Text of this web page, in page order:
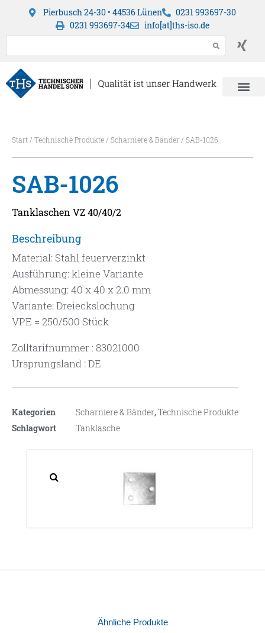
Pierbusch 24-30 • 44536 Lünen
0231 993697-30
0231 993697-34
info[at]ths-iso.de
Start/ Technische Produkte/ Scharniere & Bänder/ SAB-1026
SAB-1026
Tanklaschen VZ 40/40/2
Beschreibung
Material: Stahl feuerverzinkt
Ausführung: kleine Variante
Abmessung: 40 x 40 x 2.0 mm
Variante: Dreieckslochung
VPE = 250/500 Stück
Zolltarifnummer : 83021000
Ursprungsland : DE
Kategorien Scharniere & Bänder,Technische Produkte
Schlagwort
Tanklasche
Ähnliche Produkte